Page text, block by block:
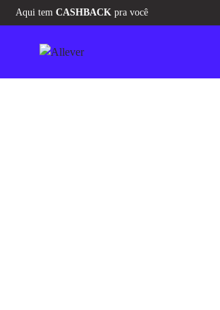
Aqui tem CASHBACK pra você